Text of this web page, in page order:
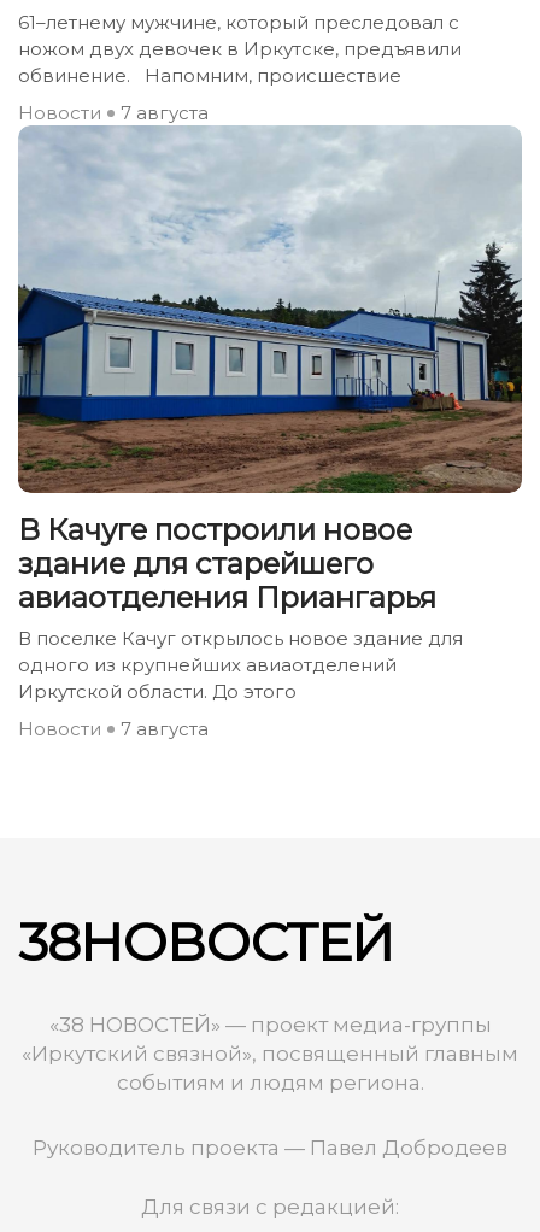
61–летнему мужчине, который преследовал с
ножом двух девочек в Иркутске, предъявили
обвинение. Напомним, происшествие
Новости
7 августа
В Качуге построили новое
здание для старейшего
авиаотделения Приангарья
В поселке Качуг открылось новое здание для
одного из крупнейших авиаотделений
Иркутской области. До этого
Новости
7 августа
38НОВОСТЕЙ
«38 НОВОСТЕЙ» — проект медиа-группы
«Иркутский связной», посвященный главным
событиям и людям региона.
Руководитель проекта — Павел Добродеев
Для связи с редакцией: